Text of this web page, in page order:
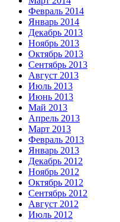
Февраль 2014
Январь 2014
Декабрь 2013
Ноябрь 2013
Октябрь 2013
Сентябрь 2013
Август 2013
Июль 2013
Июнь 2013
Май 2013
Апрель 2013
Март 2013
Февраль 2013
Январь 2013
Декабрь 2012
Ноябрь 2012
Октябрь 2012
Сентябрь 2012
Август 2012
Июль 2012